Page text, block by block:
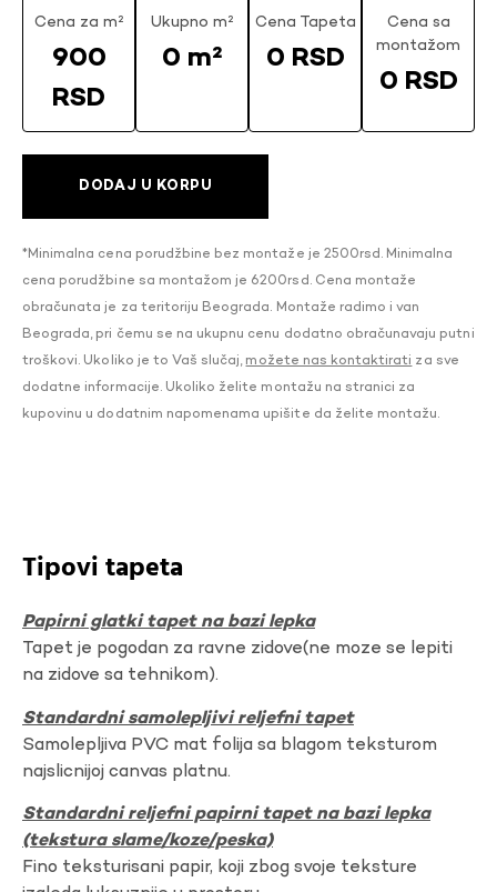
Cena za m²
900
RSD
Ukupno m²
0 m²
Cena Tapeta
0 RSD
Cena sa
montažom
0 RSD
DODAJ U KORPU
*Minimalna cena porudžbine bez montaže je 2500rsd. Minimalna
cena porudžbine sa montažom je 6200rsd. Cena montaže
obračunata je za teritoriju Beograda. Montaže radimo i van
Beograda, pri čemu se na ukupnu cenu dodatno obračunavaju putni
troškovi. Ukoliko je to Vaš slučaj, možete nas kontaktirati za sve
dodatne informacije. Ukoliko želite montažu na stranici za
kupovinu u dodatnim napomenama upišite da želite montažu.
Tipovi tapeta
Papirni glatki tapet na bazi lepka
Tapet je pogodan za ravne zidove(ne moze se lepiti
na zidove sa tehnikom).
Standardni samolepljivi reljefni tapet
Samolepljiva PVC mat folija sa blagom teksturom
najslicnijoj canvas platnu.
Standardni reljefni papirni tapet na bazi lepka
(tekstura slame/koze/peska)
Fino teksturisani papir, koji zbog svoje teksture